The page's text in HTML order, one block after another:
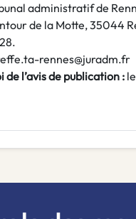
administratif de
de la Motte, 35044
rennes@juradm.fr
de l’avis de publication :